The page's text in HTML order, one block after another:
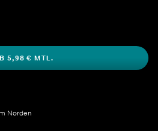
5,98 € MTL.
Norden